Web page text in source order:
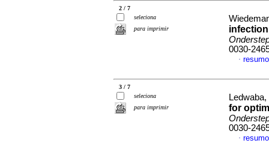
2 / 7
seleciona
para imprimir
0030-
·
3 / 7
seleciona
para imprimir
for
0030-
·